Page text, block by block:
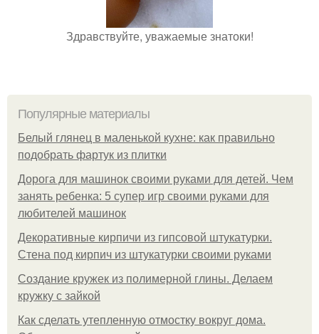
Здравствуйте, уважаемые знатоки!
Популярные материалы
Белый глянец в маленькой кухне: как правильно
подобрать фартук из плитки
Дорога для машинок своими руками для детей. Чем
занять ребенка: 5 супер игр своими руками для
любителей машинок
Декоративные кирпичи из гипсовой штукатурки.
Стена под кирпич из штукатурки своими руками
Создание кружек из полимерной глины. Делаем
кружку с зайкой
Как сделать утепленную отмостку вокруг дома.